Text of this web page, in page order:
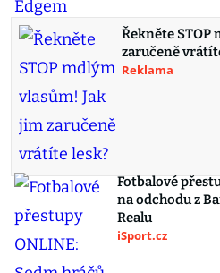
Řekněte STOP
zaručeně
Reklama
Fotbalové
na odchodu z
Realu
iSport.cz